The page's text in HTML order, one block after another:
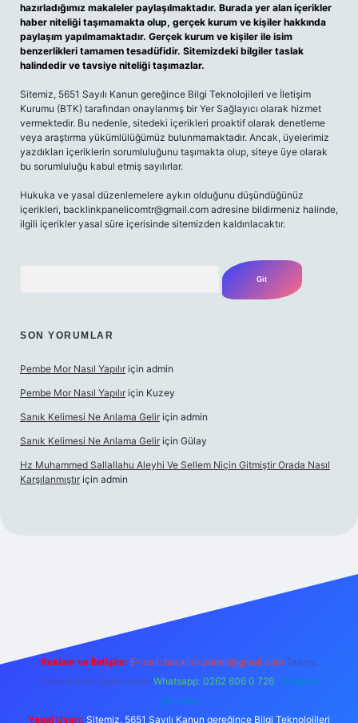
hazırladığımız makaleler paylaşılmaktadır. Burada yer alan içerikler
haber niteliği taşımamakta olup, gerçek kurum ve kişiler hakkında
paylaşım yapılmamaktadır. Gerçek kurum ve kişiler ile isim
benzerlikleri tamamen tesadüfidir. Sitemizdeki bilgiler taslak
halindedir ve tavsiye niteliği taşımazlar.
Sitemiz, 5651 Sayılı Kanun gereğince Bilgi Teknolojileri ve İletişim
Kurumu (BTK) tarafından onaylanmış bir Yer Sağlayıcı olarak hizmet
vermektedir. Bu nedenle, sitedeki içerikleri proaktif olarak denetleme
veya araştırma yükümlülüğümüz bulunmamaktadır. Ancak, üyelerimiz
yazdıkları içeriklerin sorumluluğunu taşımakta olup, siteye üye olarak
bu sorumluluğu kabul etmiş sayılırlar.
Hukuka ve yasal düzenlemelere aykırı olduğunu düşündüğünüz
içerikleri, backlinkpanelicomtr@gmail.com adresine bildirmeniz halinde,
ilgili içerikler yasal süre içerisinde sitemizden kaldırılacaktır.
SON YORUMLAR
Pembe Mor Nasıl Yapılır için admin
Pembe Mor Nasıl Yapılır için Kuzey
Sanık Kelimesi Ne Anlama Gelir için admin
Sanık Kelimesi Ne Anlama Gelir için Gülay
Hz Muhammed Sallallahu Aleyhi Ve Sellem Niçin Gitmiştir Orada Nasıl
Karşılanmıştır için admin
Reklam ve İletişim: E-mail: backlinkpaneli@gmail.com Teams:
forumhizmeti@gmail.com Whatsapp: 0262 606 0 726 Telegram:
@karabul
Yasal Uyarı: Sitemiz, 5651 Sayılı Kanun gereğince Bilgi Teknolojileri